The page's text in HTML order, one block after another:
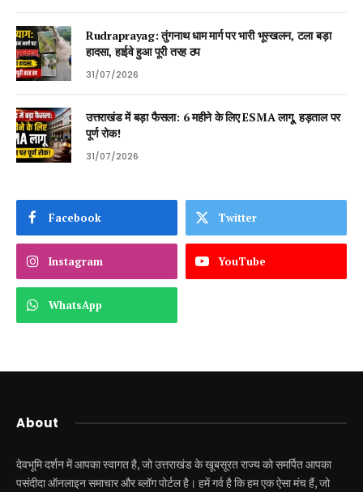
Rudraprayag: तुंगनाथ धाम मार्ग पर भारी भूस्खलन, टला बड़ा
हादसा, हाईवे हुआ पूरी तरह ठप
31/07/2026
उत्तराखंड में बड़ा फैसला: 6 महीने के लिए ESMA लागू, हड़ताल पर
पूर्ण रोक!
31/07/2026
Facebook Twitter
Instagram YouTube
WhatsApp
About
देवभूमि दर्शन में आपका स्वागत है, जो उत्तराखंड के खूबसूरत राज्य को समर्पित आपका
पसंदीदा ऑनलाइन समाचार और ब्लॉग पोर्टल है। हमें गर्व है कि हम एक ऐसा मंच हैं, जो